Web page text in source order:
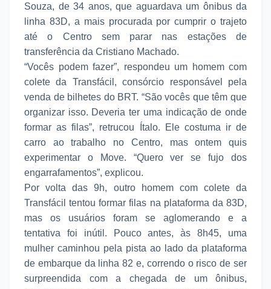
Souza, de 34 anos, que aguardava um ônibus da
linha 83D, a mais procurada por cumprir o trajeto
até o Centro sem parar nas estações de
transferência da Cristiano Machado.
“Vocês podem fazer”, respondeu um homem com
colete da Transfácil, consórcio responsável pela
venda de bilhetes do BRT. “São vocês que têm que
organizar isso. Deveria ter uma indicação de onde
formar as filas”, retrucou Ítalo. Ele costuma ir de
carro ao trabalho no Centro, mas ontem quis
experimentar o Move. “Quero ver se fujo dos
engarrafamentos”, explicou.
Por volta das 9h, outro homem com colete da
Transfácil tentou formar filas na plataforma da 83D,
mas os usuários foram se aglomerando e a
tentativa foi inútil. Pouco antes, às 8h45, uma
mulher caminhou pela pista ao lado da plataforma
de embarque da linha 82 e, correndo o risco de ser
surpreendida com a chegada de um ônibus,